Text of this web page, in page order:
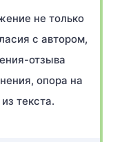
не только
с автором,
отзыва
опора на
текста.